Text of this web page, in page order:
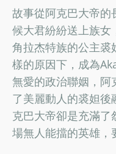
故事從阿克巴大帝的
候大君紛紛送上族女
角拉杰特族的公主裘
樣的原因下，成為
無愛的政治聯姻，阿
了美麗動人的裘妲
克巴大帝卻是充滿
場無人能擋的英雄，